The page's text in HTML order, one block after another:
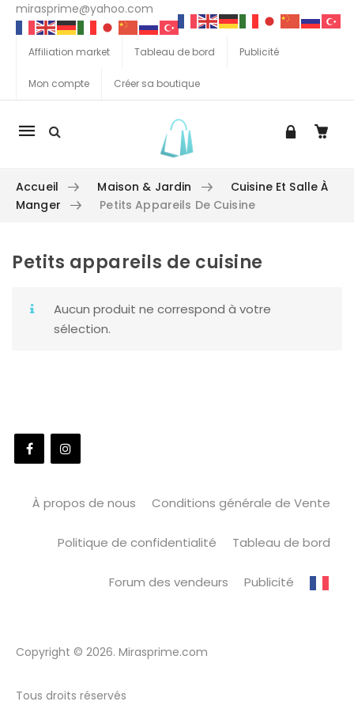
mirasprime@yahoo.com
Affiliation market Tableau de bord Publicité
Mon compte Créer sa boutique
La
Mobile
Accueil Maison & Jardin
Cuisine Et Salle À
Manger
Petits Appareils De Cuisine
Aller au contenu
Petits appareils de cuisine
Aucun produit ne correspond à votre
sélection.
À propos de nous Conditions générale de Vente
Politique de confidentialité Tableau de bord
Forum des vendeurs Publicité
Copyright © 2026. Mirasprime.com
Tous droits réservés